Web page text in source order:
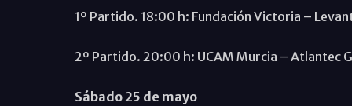
1º Partido. 18:00 h: Fundación Victoria –
2º Partido. 20:00 h: UCAM Murcia – Atlantec
Sábado 25 de mayo